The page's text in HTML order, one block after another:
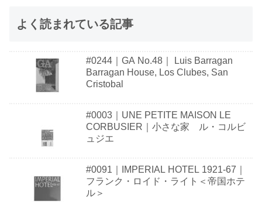
よく読まれている記事
#0244｜GA No.48｜ Luis Barragan
Barragan House, Los Clubes, San
Cristobal
#0003｜UNE PETITE MAISON LE
CORBUSIER｜小さな家 ル・コルビ
ュジエ
#0091｜IMPERIAL HOTEL 1921-67｜
フランク・ロイド・ライト＜帝国ホテ
ル＞